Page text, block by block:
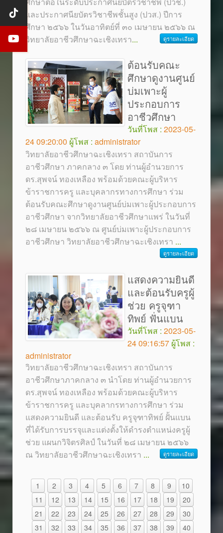
และประกาศนียบัตรวิชาชีพชั้นสูง (ปวส.) ปีการ
ศึกษา ๒๕๖๖ ในวันอาทิตย์ที่ ๓๐ เมษายน ๒๕๖๖ ณ
วิทยาลัยอาชีวศึกษาฉะเชิงเทรา... ดูรายละเอียด
ต้อนรับคณะ
ศึกษาดูงานศูนย์
บ่มเพาะผู้
ประกอบการ
อาชีวศึกษา
วันที่โพส : 2023-05-
24 09:20:00 ผู้โพส : administrator
วิทยาลัยอาชีวศึกษาฉะเชิงเทรา สถาบันการ
อาชีวศึกษา ภาคกลาง ๓ โดย ท่านผู้อำนวยการ
ดร.สุพจน์ ทองเหลือง พร้อมด้วยคณะผู้บริหาร
ข้าราชการครู และบุคลากรทางการศึกษา ร่วม
ต้อนรับคณะศึกษาดูงานศูนย์บ่มเพาะผู้ประกอบการ
อาชีวศึกษา จากวิทยาลัยอาชีวศึกษาแพร่ ในวันที่
๒๘ เมษายน ๒๕๖๖ ณ ศูนย์บ่มเพาะผู้ประกอบการ
อาชีวศึกษา วิทยาลัยอาชีวศึกษาฉะเชิงเทรา ...
ดูรายละเอียด
แสดงความยินดี
และต้อนรับครูผู้
ช่วย ครูจุฑา
ทิพย์ ฟั่นแบน
วันที่โพส : 2023-05-
24 09:16:57 ผู้โพส :
administrator
วิทยาลัยอาชีวศึกษาฉะเชิงเทรา สถาบันการ
อาชีวศึกษาภาคกลาง ๓ นำโดย ท่านผู้อำนวยการ
ดร.สุพจน์ ทองเหลือง พร้อมด้วยคณะผู้บริหาร
ข้าราชการครู และบุคลากรทางการศึกษา ร่วม
แสดงความยินดี และต้อนรับ ครูจุฑาทิพย์ ฝั้นแบน
ที่ได้รับการบรรจุและแต่งตั้งให้ดำรงตำแหน่งครูผู้
ช่วย แผนกวิจิตรศิลป์ ในวันที่ ๒๘ เมษายน ๒๕๖๖
ณ วิทยาลัยอาชีวศึกษาฉะเชิงเทรา ... ดูรายละเอียด
1 2 3 4 5 6 7 8 9
10
11
12 13 14 15 16 17 18 19
20
21
22 23 24 25 26 27 28 29
30
31
32 33 34 35 36 37 38 39
40